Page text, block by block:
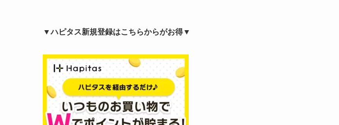
▼ハピタス新規登録はこちらからがお得▼